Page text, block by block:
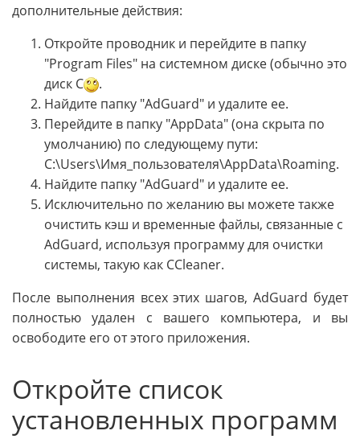
дополнительные действия:
Откройте проводник и перейдите в папку
"Program Files" на системном диске (обычно это
диск С
.
Найдите папку "AdGuard" и удалите ее.
Перейдите в папку "AppData" (она скрыта по
умолчанию) по следующему пути:
C:\Users\Имя_пользователя\AppData\Roaming.
Найдите папку "AdGuard" и удалите ее.
Исключительно по желанию вы можете также
очистить кэш и временные файлы, связанные с
AdGuard, используя программу для очистки
системы, такую как CCleaner.
После выполнения всех этих шагов, AdGuard будет
полностью удален с вашего компьютера, и вы
освободите его от этого приложения.
Откройте список
установленных программ